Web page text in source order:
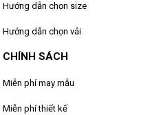
Hướng dẫn chọn size
Hướng dẫn chọn vải
CHÍNH SÁCH
Miễn phí may mẫu
Miễn phí thiết kế